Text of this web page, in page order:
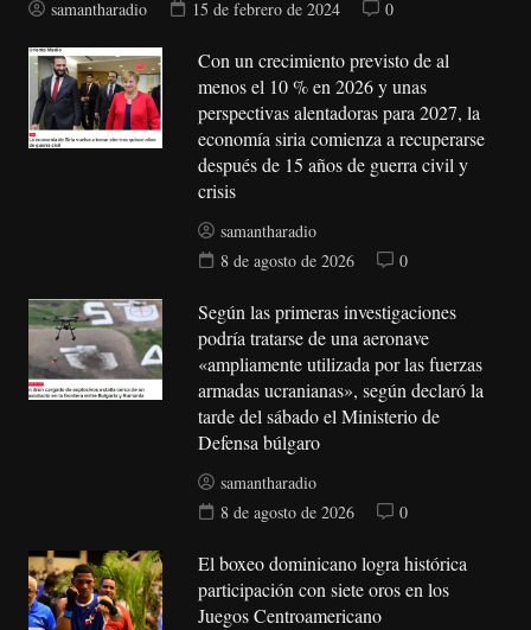
samantharadio 15 de febrero de 2024 0
Con un crecimiento previsto de al
menos el 10 % en 2026 y unas
perspectivas alentadoras para 2027, la
economía siria comienza a recuperarse
después de 15 años de guerra civil y
crisis
samantharadio
8 de agosto de 2026
0
Según las primeras investigaciones
podría tratarse de una aeronave
«ampliamente utilizada por las fuerzas
armadas ucranianas», según declaró la
tarde del sábado el Ministerio de
Defensa búlgaro
samantharadio
8 de agosto de 2026
0
El boxeo dominicano logra histórica
participación con siete oros en los
Juegos Centroamericano